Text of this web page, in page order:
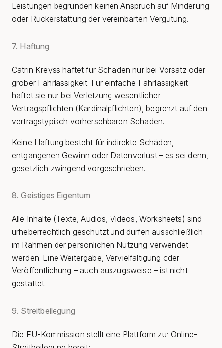
Leistungen begründen keinen Anspruch auf Minderung
oder Rückerstattung der vereinbarten Vergütung.
7. Haftung
Catrin Kreyss haftet für Schäden nur bei Vorsatz oder
grober Fahrlässigkeit. Für einfache Fahrlässigkeit
haftet sie nur bei Verletzung wesentlicher
Vertragspflichten (Kardinalpflichten), begrenzt auf den
vertragstypisch vorhersehbaren Schaden.
Keine Haftung besteht für indirekte Schäden,
entgangenen Gewinn oder Datenverlust – es sei denn,
gesetzlich zwingend vorgeschrieben.
8. Geistiges Eigentum
Alle Inhalte (Texte, Audios, Videos, Worksheets) sind
urheberrechtlich geschützt und dürfen ausschließlich
im Rahmen der persönlichen Nutzung verwendet
werden. Eine Weitergabe, Vervielfältigung oder
Veröffentlichung – auch auszugsweise – ist nicht
gestattet.
9. Streitbeilegung
Die EU-Kommission stellt eine Plattform zur Online-